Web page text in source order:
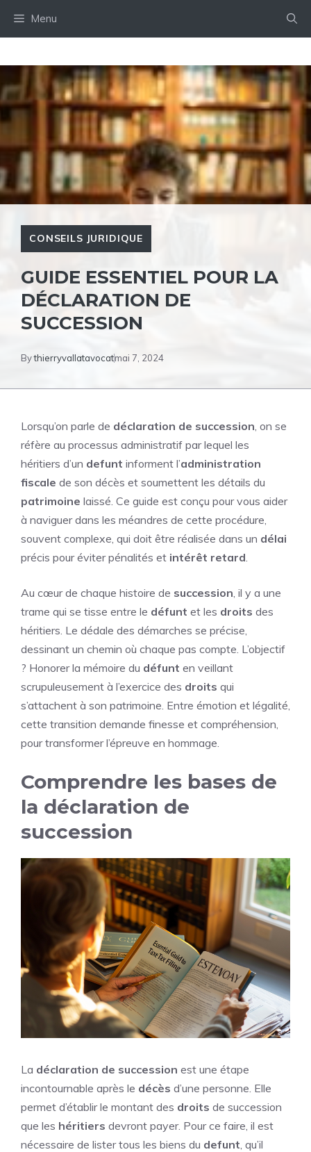
Menu
CONSEILS JURIDIQUE
GUIDE ESSENTIEL POUR LA
DÉCLARATION DE
SUCCESSION
Bythierryvallatavocatmai 7, 2024
Lorsqu’on parle de déclaration de succession, on se
réfère au processus administratif par lequel les
héritiers d’un defunt informent l’administration
fiscale de son décès et soumettent les détails du
patrimoine laissé. Ce guide est conçu pour vous aider
à naviguer dans les méandres de cette procédure,
souvent complexe, qui doit être réalisée dans un délai
précis pour éviter pénalités et intérêt retard.
Au cœur de chaque histoire de succession, il y a une
trame qui se tisse entre le défunt et les droits des
héritiers. Le dédale des démarches se précise,
dessinant un chemin où chaque pas compte. L’objectif
? Honorer la mémoire du défunt en veillant
scrupuleusement à l’exercice des droits qui
s’attachent à son patrimoine. Entre émotion et légalité,
cette transition demande finesse et compréhension,
pour transformer l’épreuve en hommage.
Comprendre les bases de
la déclaration de
succession
La déclaration de succession est une étape
incontournable après le décès d’une personne. Elle
permet d’établir le montant des droits de succession
que les héritiers devront payer. Pour ce faire, il est
nécessaire de lister tous les biens du defunt , qu’il